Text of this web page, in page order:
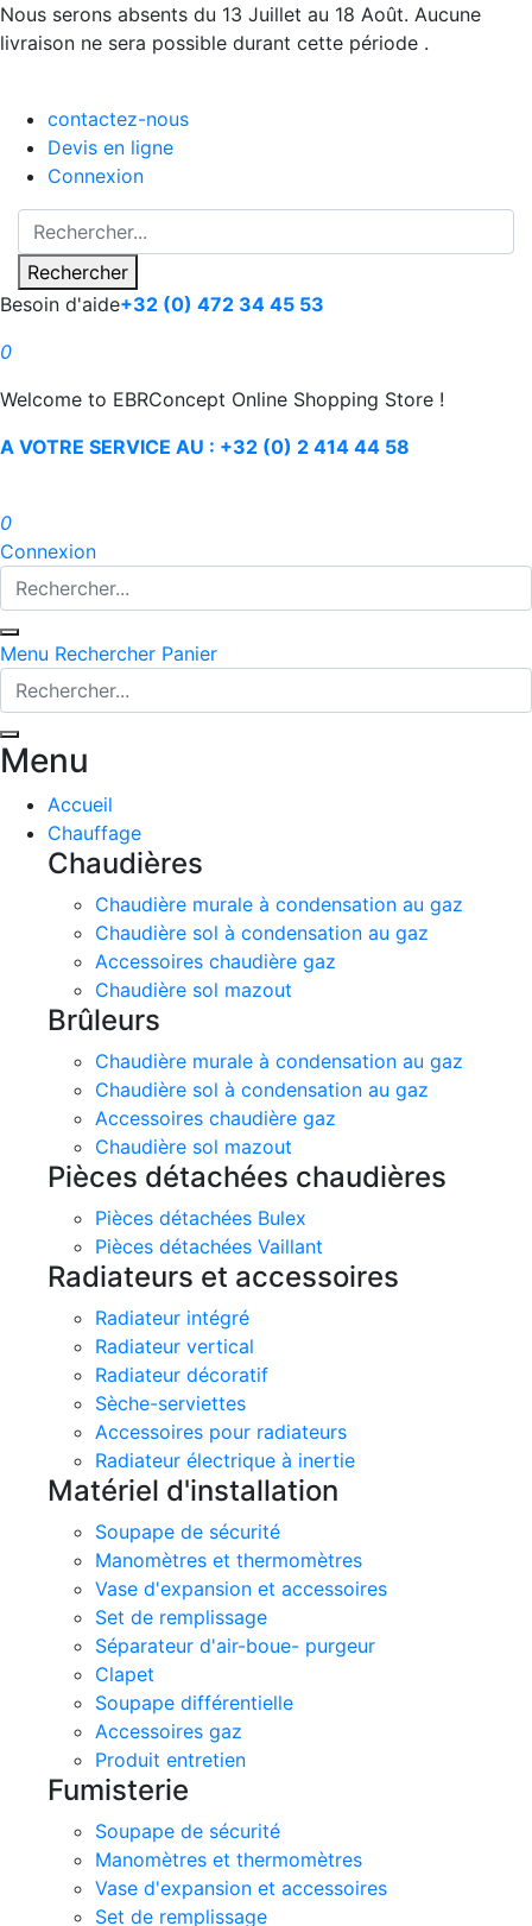
Nous serons absents du 13 Juillet au 18 Août. Aucune
livraison ne sera possible durant cette période .
contactez-nous
Devis en ligne
Connexion
Rechercher
Besoin d'aide+32 (0) 472 34 45 53
0
Welcome to EBRConcept Online Shopping Store !
A VOTRE SERVICE AU : +32 (0) 2 414 44 58
0
Connexion
Menu Rechercher Panier
Menu
Accueil
Chauffage
Chaudières
Chaudière murale à condensation au gaz
Chaudière sol à condensation au gaz
Accessoires chaudière gaz
Chaudière sol mazout
Brûleurs
Chaudière murale à condensation au gaz
Chaudière sol à condensation au gaz
Accessoires chaudière gaz
Chaudière sol mazout
Pièces détachées chaudières
Pièces détachées Bulex
Pièces détachées Vaillant
Radiateurs et accessoires
Radiateur intégré
Radiateur vertical
Radiateur décoratif
Sèche-serviettes
Accessoires pour radiateurs
Radiateur électrique à inertie
Matériel d'installation
Soupape de sécurité
Manomètres et thermomètres
Vase d'expansion et accessoires
Set de remplissage
Séparateur d'air-boue- purgeur
Clapet
Soupape différentielle
Accessoires gaz
Produit entretien
Fumisterie
Soupape de sécurité
Manomètres et thermomètres
Vase d'expansion et accessoires
Set de remplissage